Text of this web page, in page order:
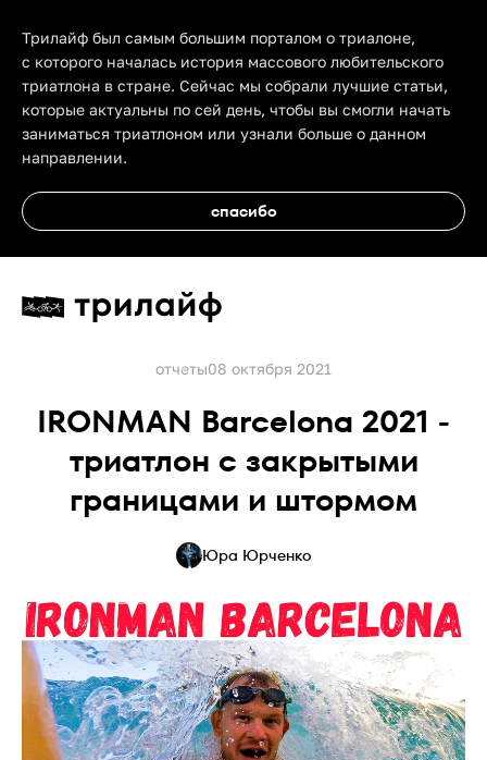
Трилайф был самым большим порталом о триалоне,
с которого началась история массового любительского
триатлона в стране. Сейчас мы собрали лучшие статьи,
которые актуальны по сей день, чтобы вы смогли начать
заниматься триатлоном или узнали больше о данном
направлении.
спасибо
отчеты08 октября 2021
IRONMAN Barcelona 2021 -
триатлон с закрытыми
границами и штормом
Юра Юрченко